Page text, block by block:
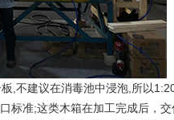
,不建议在消毒池中浸泡,所以
标准;这类木箱在加工完成后，